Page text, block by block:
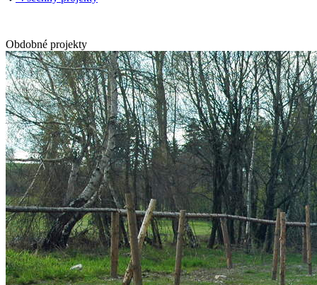
Obdobné projekty